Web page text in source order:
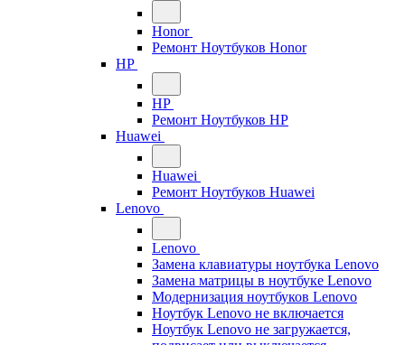
Honor
Ремонт Ноутбуков Honor
HP
HP
Ремонт Ноутбуков HP
Huawei
Huawei
Ремонт Ноутбуков Huawei
Lenovo
Lenovo
Замена клавиатуры ноутбука Lenovo
Замена матрицы в ноутбуке Lenovo
Модернизация ноутбуков Lenovo
Ноутбук Lenovo не включается
Ноутбук Lenovo не загружается,